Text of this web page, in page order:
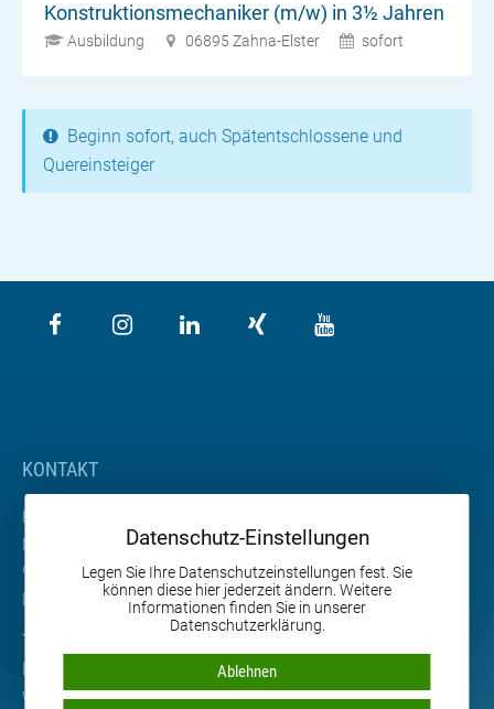
Konstruktionsmechaniker (m/w) in 3½ Jahren
Ausbildung 06895 Zahna-Elster sofort
Beginn sofort, auch Spätentschlossene und
Quereinsteiger
KONTAKT
BETA Maschinenbau GmbH & Co. KG
Nordhäuser Straße 2
99765 Heringen
Deutschland
Tel. +49 36333 666-0
Email
Web
www.beta-mb.de
Datenschutz-Einstellungen
Legen Sie Ihre Datenschutzeinstellungen fest. Sie
können diese hier jederzeit ändern. Weitere
Informationen finden Sie in unserer
Datenschutzerklärung.
Ablehnen